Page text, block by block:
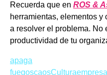
Recuerda que en ROS &
herramientas, elementos
a resolver el problema. No
productividad de tu
apaga
fuegoscaosCulturaempresa